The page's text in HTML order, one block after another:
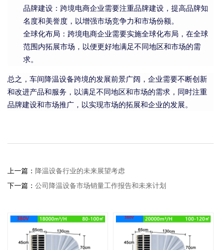
品牌建设：跨境电商企业需要注重品牌建设，提高品牌知
名度和美誉度，以增强市场竞争力和市场份额。
全球化布局：跨境电商企业需要实施全球化布局，在全球
范围内拓展市场，以便更好地满足不同地区和市场的需
求。
总之，车间降温设备跨境的发展前景广阔，企业需要不断创新
和改进产品和服务，以满足不同地区和市场的需求，同时注重
品牌建设和市场推广，以实现市场的拓展和企业的发展。
上一篇： 降温设备行业的未来展望考虑
下一篇： 公司降温设备市场销量工作报告和未来计划